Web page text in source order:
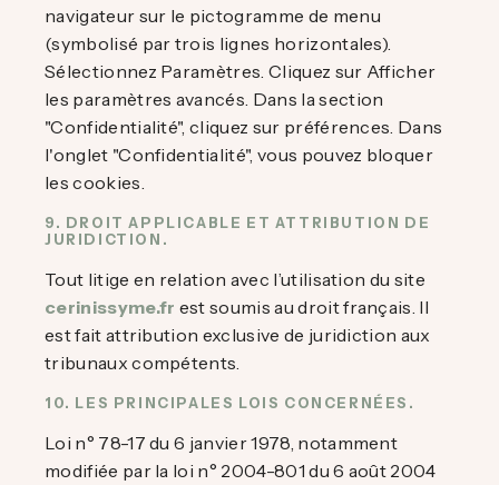
navigateur sur le pictogramme de menu
(symbolisé par trois lignes horizontales).
Sélectionnez Paramètres. Cliquez sur Afficher
les paramètres avancés. Dans la section
"Confidentialité", cliquez sur préférences. Dans
l'onglet "Confidentialité", vous pouvez bloquer
les cookies.
9. DROIT APPLICABLE ET ATTRIBUTION DE
JURIDICTION.
Tout litige en relation avec l’utilisation du site
cerinissyme.fr est soumis au droit français. Il
est fait attribution exclusive de juridiction aux
tribunaux compétents.
10. LES PRINCIPALES LOIS CONCERNÉES.
Loi n° 78-17 du 6 janvier 1978, notamment
modifiée par la loi n° 2004-801 du 6 août 2004